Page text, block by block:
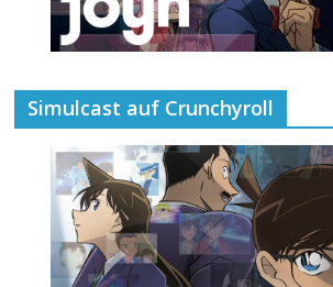
Simulcast auf Crunchyroll